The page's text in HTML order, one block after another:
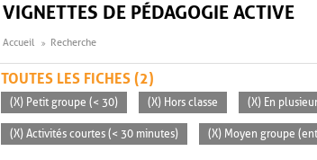
VIGNETTES DE PÉDAGOGIE ACTIVE
Accueil Recherche
TOUTES LES FICHES (2)
(X) Petit groupe (< 30) (X) Hors classe (X) En
(X) Activités courtes (< 30 minutes) (X) Moyen groupe